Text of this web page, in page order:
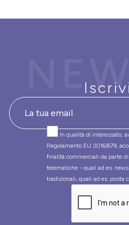
In qualità di interessato,
Regolamento EU 2016/679,
finalità commerciali da parte
telematiche - quali ad es.
tradizionali, quali ad es. posta